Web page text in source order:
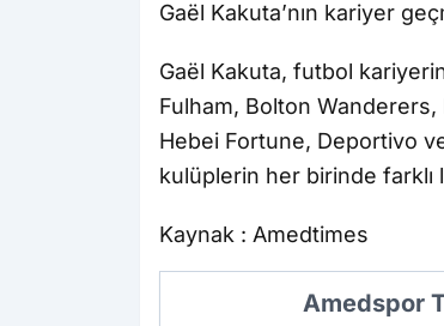
Gaël Kakuta’nın kariyer
Gaël Kakuta, futbol
Fulham, Bolton
Hebei Fortune, Deportivo
kulüplerin her birinde farklı
Kaynak : Amedtimes
Amedspor